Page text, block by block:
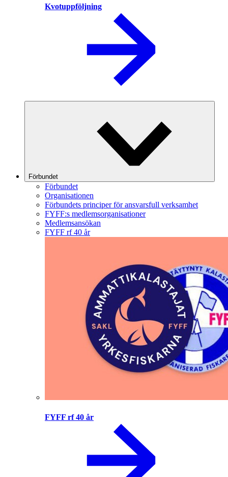
Kvotuppföljning
Förbundet
Förbundet
Organisationen
Förbundets principer för ansvarsfull verksamhet
FYFF:s medlemsorganisationer
Medlemsansökan
FYFF rf 40 år
FYFF rf 40 år